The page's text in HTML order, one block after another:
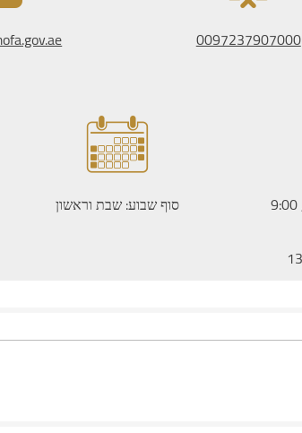
0097237907000
שעות פתיחה: ימים שני עד חמישי, 9:00
סוף שבוע: שבת וראשון